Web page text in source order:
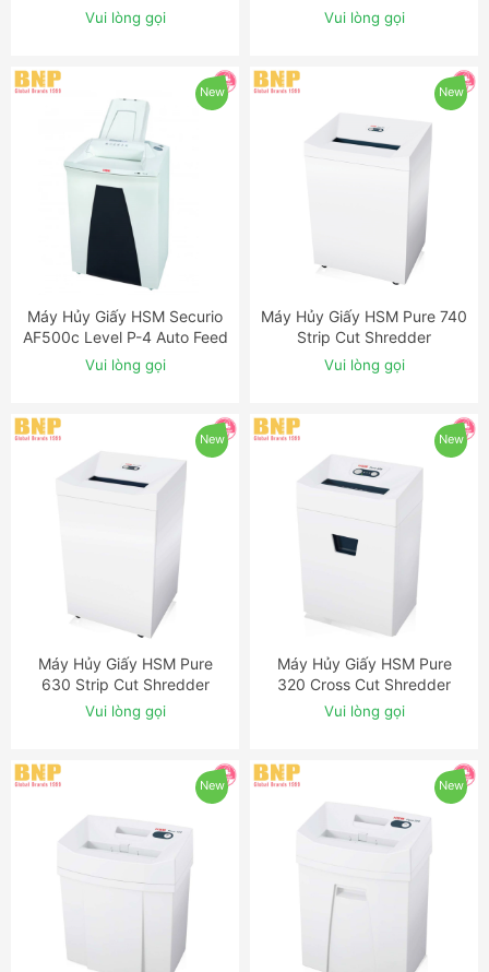
5 Cross Cut Industrial
Shredder
Vui lòng gọi
Shredder
Vui lòng gọi
New
ĐẶT NGAY
Máy Hủy Giấy HSM Securio
AF500c Level P-4 Auto Feed
Shredder
Vui lòng gọi
New
ĐẶT NGAY
Máy Hủy Giấy HSM Pure 740
Strip Cut Shredder
Vui lòng gọi
New
ĐẶT NGAY
Máy Hủy Giấy HSM Pure
630 Strip Cut Shredder
Vui lòng gọi
New
ĐẶT NGAY
Máy Hủy Giấy HSM Pure
320 Cross Cut Shredder
Vui lòng gọi
New New